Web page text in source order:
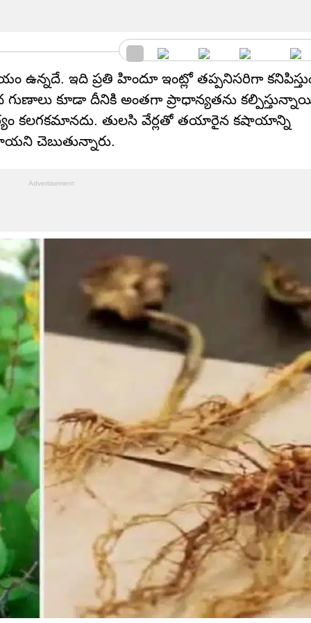
ఉన్నదే. ఇది ప్రతి హిందూ ఇంట్లో తప్పనిసరిగా
కూడా దీనికి అంతగా ప్రాధాన్యతను కల్పిస్తున్నాయి.
కలగకమానదు. తులసి వేర్లతో తయారైన కషాయాన్ని
చెబుతున్నారు.